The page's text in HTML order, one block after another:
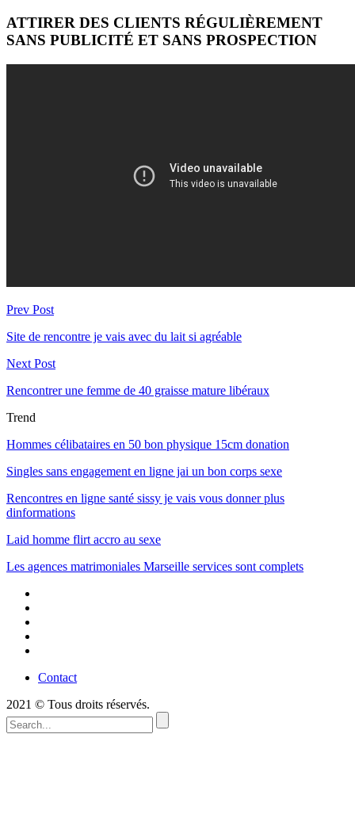
ATTIRER DES CLIENTS RÉGULIÈREMENT
SANS PUBLICITÉ ET SANS PROSPECTION
Prev Post
Site de rencontre je vais avec du lait si agréable
Next Post
Rencontrer une femme de 40 graisse mature libéraux
Trend
Hommes célibataires en 50 bon physique 15cm donation
Singles sans engagement en ligne jai un bon corps sexe
Rencontres en ligne santé sissy je vais vous donner plus
dinformations
Laid homme flirt accro au sexe
Les agences matrimoniales Marseille services sont complets
Contact
2021 © Tous droits réservés.